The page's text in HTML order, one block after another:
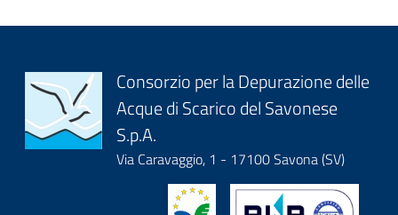
Block
it-
block-
logoeintestazionedelsito
Consorzio per la Depurazione delle
Acque di Scarico del Savonese
S.p.A.
Via Caravaggio, 1 - 17100 Savona (SV)